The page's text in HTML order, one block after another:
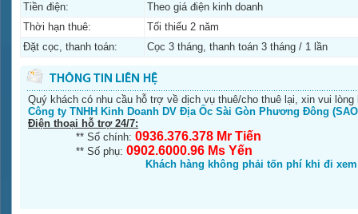
Tiền điện:
Theo giá điện kinh doanh
Thời hạn thuê:
Tối thiểu 2 năm
Đặt cọc, thanh toán:
Cọc 3 tháng, thanh toán 3 tháng / 1 lần
Quý khách có nhu cầu hỗ trợ về dịch vụ thuê/cho thuê lại, xin vui
Công ty TNHH Kinh Doanh DV Địa Ốc Sài Gòn Phương Đông
Điện thoại hỗ trợ 24/7:
** Số chính: 0936.376.378 Mr Tiến
** Số phụ: 0902.6000.96 Ms Yến
Khách hàng không phải tốn phí khi đi